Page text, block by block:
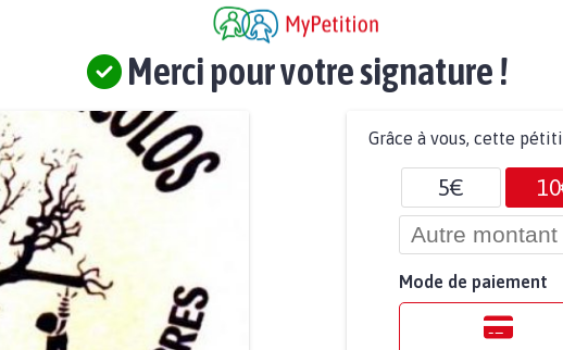
Merci pour votre signature !
Grâce à vous, cette
5€
Mode de paiement